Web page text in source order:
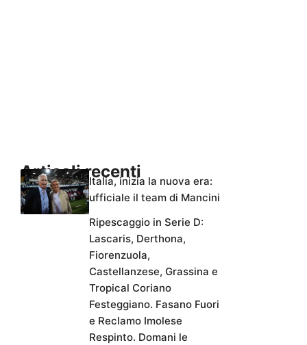
Articoli recenti
Italia, inizia la nuova era:
ufficiale il team di Mancini
Ripescaggio in Serie D:
Lascaris, Derthona,
Fiorenzuola,
Castellanzese, Grassina e
Tropical Coriano
Festeggiano. Fasano Fuori
e Reclamo Imolese
Respinto. Domani le